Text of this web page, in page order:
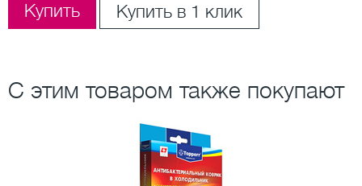
Купить Купить в 1 клик
С этим товаром также покупают